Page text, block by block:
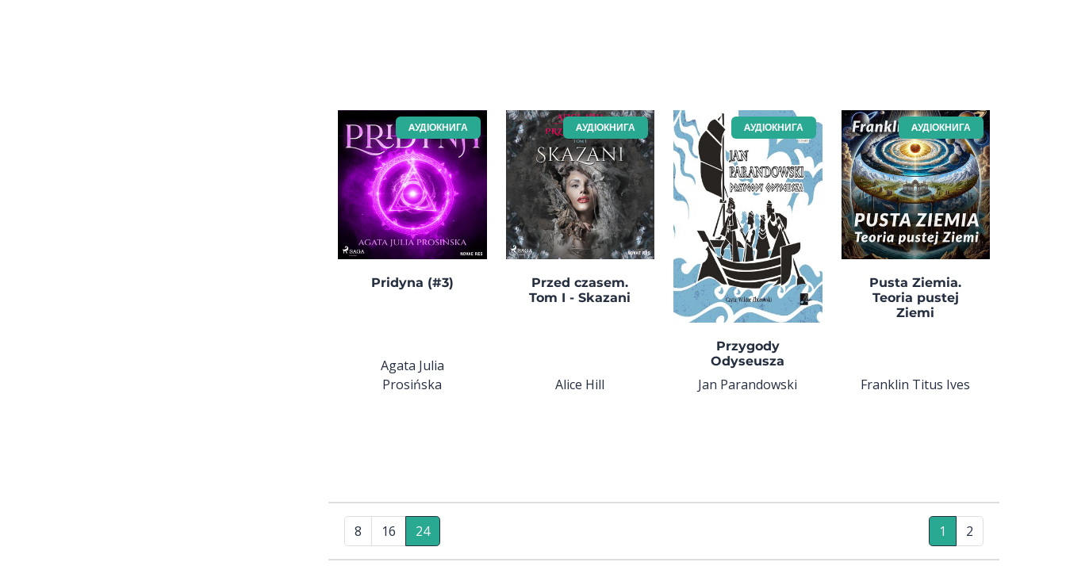
AУДІОКНИГА
Pridyna (#3)
Agata Julia
Prosińska
AУДІОКНИГА
Przed czasem.
Tom I - Skazani
Alice Hill
AУДІОКНИГА
Przygody
Odyseusza
Jan Parandowski
AУДІОКНИГА
Pusta Ziemia.
Teoria pustej
Ziemi
Franklin Titus Ives
8 16 24 1 2